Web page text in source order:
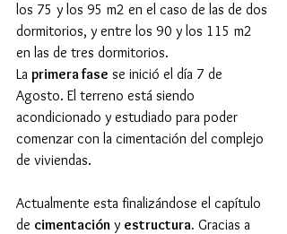
los 75 y los 95 m2 en el caso de las de dos
dormitorios, y entre los 90 y los 115 m2
en las de tres dormitorios.
La primera fase se inició el día 7 de
Agosto. El terreno está siendo
acondicionado y estudiado para poder
comenzar con la cimentación del complejo
de viviendas.
Actualmente esta finalizándose el capítulo
de cimentación y estructura. Gracias a